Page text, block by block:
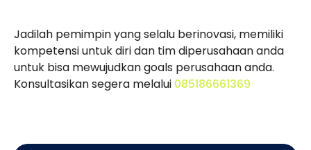
Jadilah pemimpin yang selalu berinovasi, memiliki
kompetensi untuk diri dan tim diperusahaan anda
untuk bisa mewujudkan goals perusahaan anda.
Konsultasikan segera melalui 085186661369